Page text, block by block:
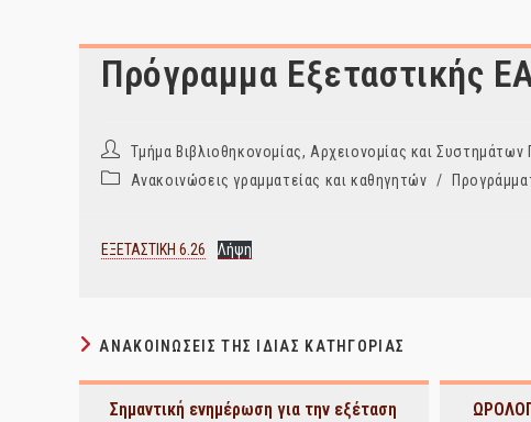
Πρόγραμμα Εξεταστικής
Post
author:
Τμήμα Βιβλιοθηκονομίας, Αρχειονομίας και
PostΑνακοινώσεις γραμματείας και καθηγητών /
ΕΞΕΤΑΣΤΙΚΗ 6.26 Λήψη
ΑΝΑΚΟΙΝΏΣΕΙΣ ΤΗΣ ΊΔΙΑΣ ΚΑΤΗΓΟΡΊΑΣ
Σημαντική ενημέρωση για την εξέταση